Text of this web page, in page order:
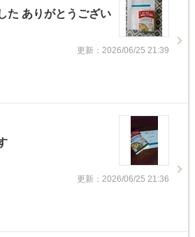
た ありがとうござい
更新：2026/06/25 21:39
更新：2026/06/25 21:36